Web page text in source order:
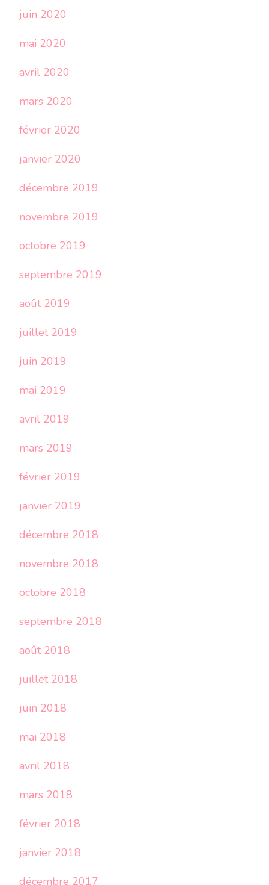
juin 2020
mai 2020
avril 2020
mars 2020
février 2020
janvier 2020
décembre 2019
novembre 2019
octobre 2019
septembre 2019
août 2019
juillet 2019
juin 2019
mai 2019
avril 2019
mars 2019
février 2019
janvier 2019
décembre 2018
novembre 2018
octobre 2018
septembre 2018
août 2018
juillet 2018
juin 2018
mai 2018
avril 2018
mars 2018
février 2018
janvier 2018
décembre 2017